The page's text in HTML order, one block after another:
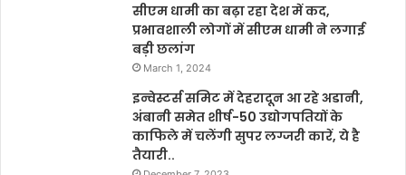
सीएम धामी का बढ़ा रहा देश में कद,
प्रभावशाली लोगों में सीएम धामी ने लगाई
बड़ी छलांग
March 1, 2024
इन्वेस्टर्स समिट में देहरादून आ रहे अडानी,
अंबानी समेत शीर्ष-50 उद्योगपतियों के
काफिले में चलेंगी सुपर लग्जरी कारें, ये है
तैयारी..